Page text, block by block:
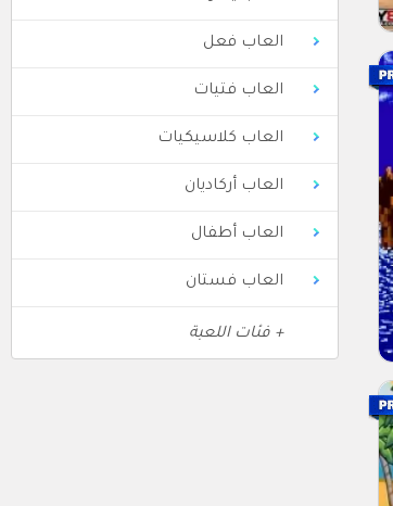
العاب فعل
العاب فتيات
العاب كلاسيكيات
العاب أركاديان
العاب أطفال
العاب فستان
+ فئات اللعبة